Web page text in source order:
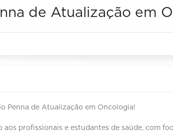
de Atualização em
Penna de Atualização em Oncologia!
profissionais e estudantes de saúde, com